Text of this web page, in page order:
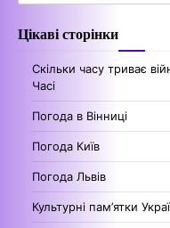
Цікаві сторінки
Скільки часу триває
Часі
Погода в Вінниці
Погода Київ
Погода Львів
Культурні пам’ятки